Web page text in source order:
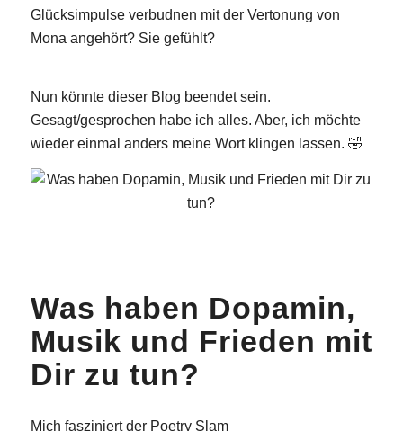
Glücksimpulse verbudnen mit der Vertonung von
Mona angehört? Sie gefühlt?
Nun könnte dieser Blog beendet sein.
Gesagt/gesprochen habe ich alles. Aber, ich möchte
wieder einmal anders meine Wort klingen lassen. 🤣
Was haben Dopamin,
Musik und Frieden mit
Dir zu tun?
Mich fasziniert der Poetry Slam